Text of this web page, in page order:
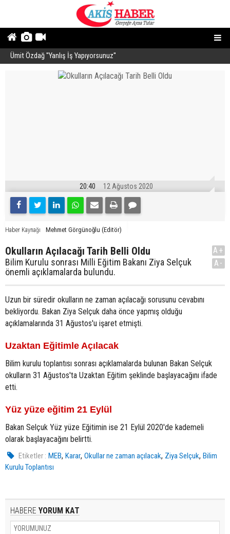
Ümit Özdağ ''Yanlış İş Yapıyorsunuz''
20:40 12 Ağustos 2020
Haber Kaynağı Mehmet Görgünoğlu (Editör)
Okulların Açılacağı Tarih Belli Oldu
Bilim Kurulu sonrası Milli Eğitim Bakanı Ziya Selçuk
önemli açıklamalarda bulundu.
A+
A-
Uzun bir süredir okulların ne zaman açılacağı sorusunu cevabını
bekliyordu. Bakan Ziya Selçuk daha önce yapmış olduğu
açıklamalarında 31 Ağustos'u işaret etmişti.
Uzaktan Eğitimle Açılacak
Bilim kurulu toplantısı sonrası açıklamalarda bulunan Bakan Selçuk
okulların 31 Ağustos'ta Uzaktan Eğitim şeklinde başlayacağını ifade
etti.
Yüz yüze eğitim 21 Eylül
Bakan Selçuk Yüz yüze Eğitimin ise 21 Eylül 2020'de kademeli
olarak başlayacağını belirtti.
Etiketler : MEB,Karar,Okullar ne zaman açılacak, Ziya Selçuk,Bilim
Kurulu Toplantısı
HABERE YORUM KAT